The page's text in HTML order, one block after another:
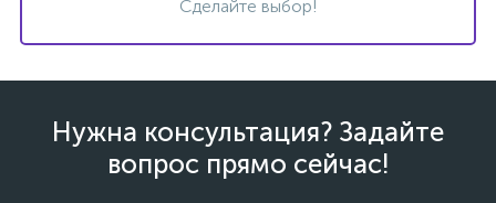
Сделайте выбор!
Нужна консультация? Задайте
вопрос прямо сейчас!